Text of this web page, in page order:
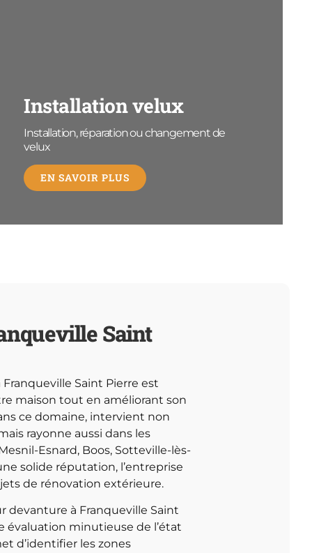
Installation velux
Installation, réparation ou changement de
velux
EN SAVOIR PLUS
Saint
Saint Pierre est
maison tout en améliorant son
ce domaine, intervient non
rayonne aussi dans les
Esnard, Boos, Sotteville-lès-
solide réputation, l’entreprise
de rénovation extérieure.
devanture à Franqueville Saint
évaluation minutieuse de l’état
d’identifier les zones